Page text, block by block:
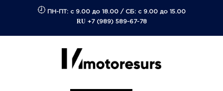
ПН-ПТ: с 9.00 до 18.00/ СБ: с 9.00 до 15.00
RU +7 (989) 589-67-78